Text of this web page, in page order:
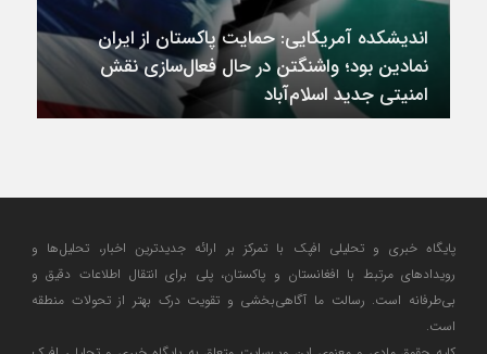
اندیشکده آمریکایی: حمایت پاکستان از ایران
نمادین بود؛ واشنگتن در حال فعال‌سازی نقش
امنیتی جدید اسلام‌آباد
پایگاه خبری و تحلیلی افپک با تمرکز بر ارائه جدیدترین اخبار، تحلیل‌ها و
رویدادهای مرتبط با افغانستان و پاکستان، پلی برای انتقال اطلاعات دقیق و
بی‌طرفانه است. رسالت ما آگاهی‌بخشی و تقویت درک بهتر از تحولات منطقه
است.